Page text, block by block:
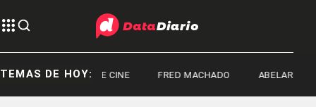
TEMAS DE HOY:
ESTRENOS DE CINE FRED MACHADO ABELARDO DE